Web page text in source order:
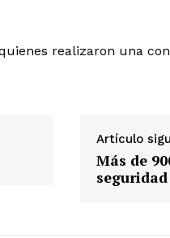
realizaron una
Artículo
Más de
seguridad